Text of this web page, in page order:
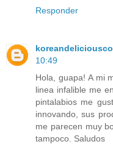
Responder
10:49
Hola, guapa! A mi
linea infalible me
pintalabios me
innovando, sus
me parecen muy
tampoco. Saludos